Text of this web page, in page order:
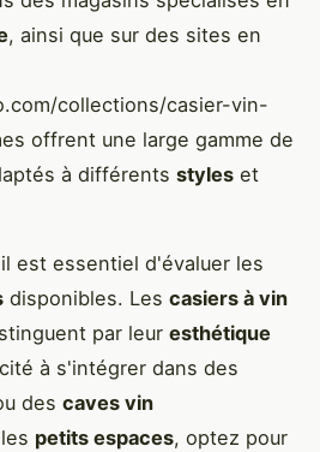
, ainsi que sur des sites en
collections/casier-vin-
offrent une large gamme de
à différents styles et
est essentiel d'évaluer les
disponibles. Les casiers à vin
par leur esthétique
à s'intégrer dans des
des caves vin
petits espaces, optez pour